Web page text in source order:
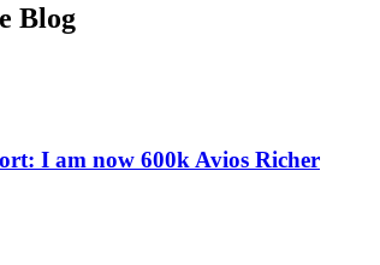
Blog
I am now 600k Avios Richer